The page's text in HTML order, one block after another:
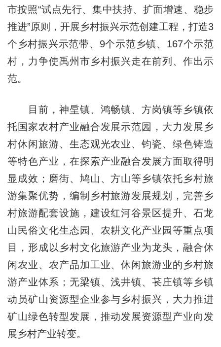
市按照“试点先行、集中扶持、扩面增速、稳步
推进”原则，开展乡村振兴示范创建工程，打造3
个乡村振兴示范带、9个示范乡镇、167个示范
村，力争使禹州市乡村振兴走在前列、作出示
范。
目前，神垕镇、鸿畅镇、方岗镇等乡镇依
托国家农村产业融合发展示范园，大力发展乡
村休闲旅游、生态观光农业、钧瓷、绿色铸造
等特色产业，在探索产业融合发展方面取得明
显成效；磨街、鸠山、方山等乡镇依托乡村旅
游集聚优势，编制乡村旅游发展规划，完善乡
村旅游配套设施，建设红河谷景区提升、石龙
山民俗文化生态园、农耕文化产业园等重点项
目，形成以乡村文化旅游产业为龙头，融合休
闲农业、农产品加工业、休闲旅游业的乡村旅
游产业体系；无梁镇、浅井镇、苌庄镇等乡镇
动员矿山资源型企业参与乡村振兴，大力推进
矿山绿色转型发展，推动发展资源型产业向发
展乡村产业转变。